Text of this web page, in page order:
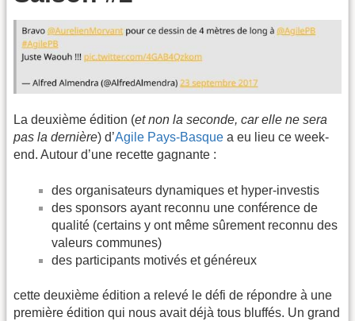
La deuxième édition (et non la seconde, car elle ne sera
pas la dernière) d’Agile Pays-Basque a eu lieu ce week-
end. Autour d’une recette gagnante :
des organisateurs dynamiques et hyper-investis
des sponsors ayant reconnu une conférence de
qualité (certains y ont même sûrement reconnu des
valeurs communes)
des participants motivés et généreux
cette deuxième édition a relevé le défi de répondre à une
première édition qui nous avait déjà tous bluffés. Un grand